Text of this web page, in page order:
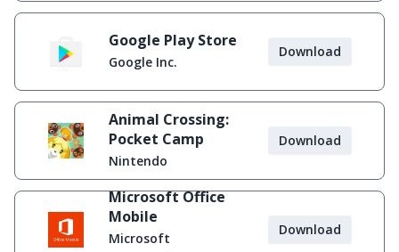
Google Play Store
Google Inc.
Download
Animal Crossing:
Pocket Camp
Nintendo
Download
Microsoft Office
Mobile
Microsoft
Download